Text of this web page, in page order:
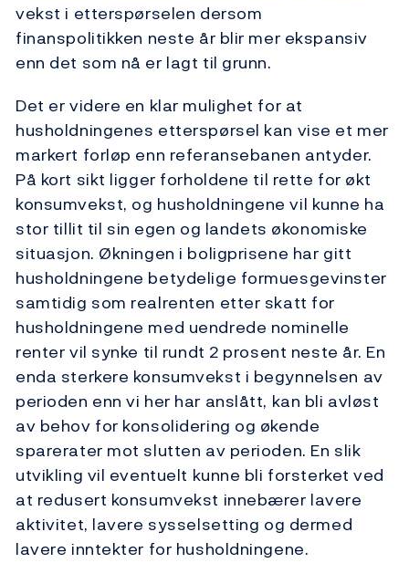
vekst i etterspørselen dersom
finanspolitikken neste år blir mer ekspansiv
enn det som nå er lagt til grunn.
Det er videre en klar mulighet for at
husholdningenes etterspørsel kan vise et mer
markert forløp enn referansebanen antyder.
På kort sikt ligger forholdene til rette for økt
konsumvekst, og husholdningene vil kunne ha
stor tillit til sin egen og landets økonomiske
situasjon. Økningen i boligprisene har gitt
husholdningene betydelige formuesgevinster
samtidig som realrenten etter skatt for
husholdningene med uendrede nominelle
renter vil synke til rundt 2 prosent neste år. En
enda sterkere konsumvekst i begynnelsen av
perioden enn vi her har anslått, kan bli avløst
av behov for konsolidering og økende
sparerater mot slutten av perioden. En slik
utvikling vil eventuelt kunne bli forsterket ved
at redusert konsumvekst innebærer lavere
aktivitet, lavere sysselsetting og dermed
lavere inntekter for husholdningene.